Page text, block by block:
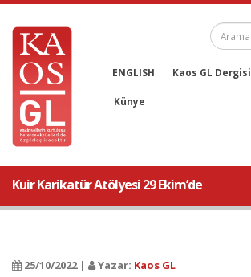
ENGLISH Kaos GL Dergisi
Künye
Kuir Karikatür Atölyesi 29 Ekim’de
25/10/2022 | Yazar: Kaos GL